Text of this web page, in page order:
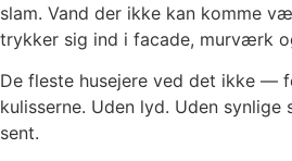
slam. Vand der ikke kan komme
trykker sig ind i facade, murværk
De fleste husejere ved det ikke —
kulisserne. Uden lyd. Uden
sent.